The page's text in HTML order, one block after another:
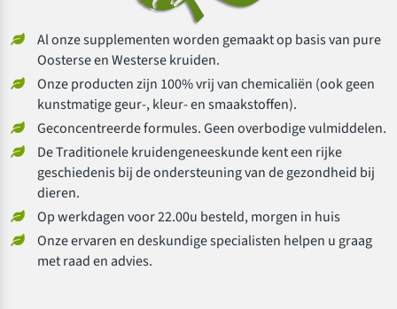
Al onze supplementen worden gemaakt op basis van pure
Oosterse en Westerse kruiden.
Onze producten zijn 100% vrij van chemicaliën (ook geen
kunstmatige geur-, kleur- en smaakstoffen).
Geconcentreerde formules. Geen overbodige vulmiddelen.
De Traditionele kruidengeneeskunde kent een rijke
geschiedenis bij de ondersteuning van de gezondheid bij
dieren.
Op werkdagen voor 22.00u besteld, morgen in huis
Onze ervaren en deskundige specialisten helpen u graag
met raad en advies.